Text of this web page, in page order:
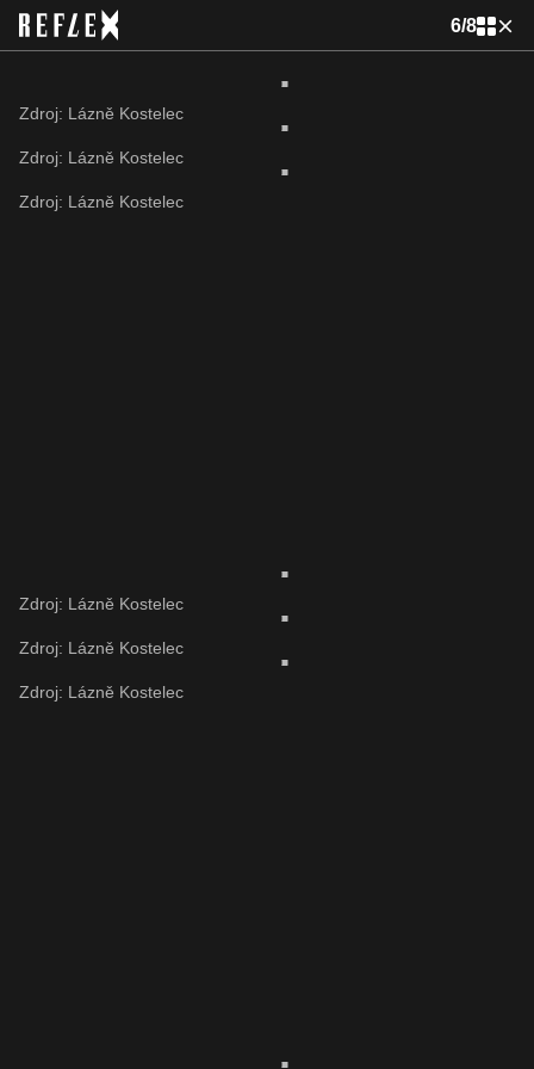
6/8
Zdroj: Lázně Kostelec
Zdroj: Lázně Kostelec
Zdroj: Lázně Kostelec
Zdroj: Lázně Kostelec
Zdroj: Lázně Kostelec
Zdroj: Lázně Kostelec